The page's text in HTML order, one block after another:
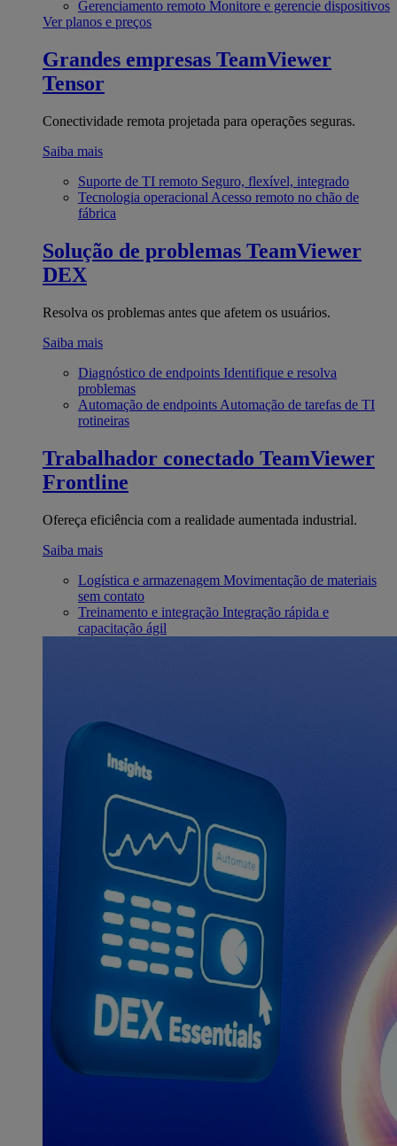
Gerenciamento remoto Monitore e gerencie dispositivos
Ver planos e preços
Grandes empresas TeamViewer
Tensor
Conectividade remota projetada para operações seguras.
Saiba mais
Suporte de TI remoto Seguro, flexível, integrado
Tecnologia operacional Acesso remoto no chão de
fábrica
Solução de problemas TeamViewer
DEX
Resolva os problemas antes que afetem os usuários.
Saiba mais
Diagnóstico de endpoints Identifique e resolva
problemas
Automação de endpoints Automação de tarefas de TI
rotineiras
Trabalhador conectado TeamViewer
Frontline
Ofereça eficiência com a realidade aumentada industrial.
Saiba mais
Logística e armazenagem Movimentação de materiais
sem contato
Treinamento e integração Integração rápida e
capacitação ágil